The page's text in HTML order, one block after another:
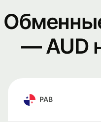
— AUD
PAB